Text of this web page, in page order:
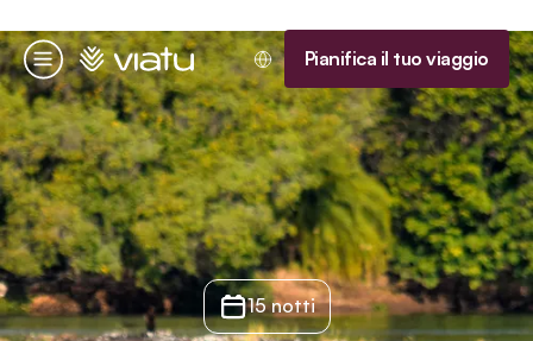
Menu
Homepage Pianifica il tuo viaggio
15 notti